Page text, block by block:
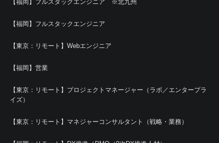
【福岡】フルスタックエンジニア ※北九州
【福岡】フルスタックエンジニア
【東京：リモート】Webエンジニア
【福岡】営業
【東京：リモート】プロジェクトマネージャー（ラボ／エンタープラ
イズ）
【東京：リモート】マネジャーコンサルタント（戦略・業務）